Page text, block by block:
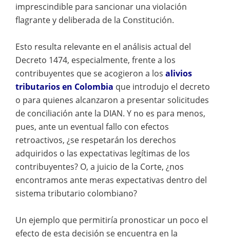
imprescindible para sancionar una violación
flagrante y deliberada de la Constitución.
Esto resulta relevante en el análisis actual del
Decreto 1474, especialmente, frente a los
contribuyentes que se acogieron a los alivios
tributarios en Colombia que introdujo el decreto
o para quienes alcanzaron a presentar solicitudes
de conciliación ante la DIAN. Y no es para menos,
pues, ante un eventual fallo con efectos
retroactivos, ¿se respetarán los derechos
adquiridos o las expectativas legítimas de los
contribuyentes? O, a juicio de la Corte, ¿nos
encontramos ante meras expectativas dentro del
sistema tributario colombiano?
Un ejemplo que permitiría pronosticar un poco el
efecto de esta decisión se encuentra en la